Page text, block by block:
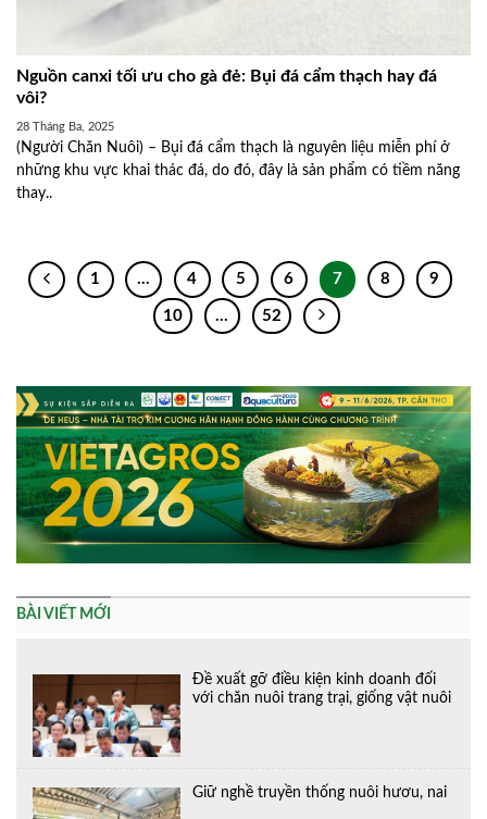
Nguồn canxi tối ưu cho gà đẻ: Bụi đá cẩm thạch hay đá
vôi?
28 Tháng Ba, 2025
(Người Chăn Nuôi) – Bụi đá cẩm thạch là nguyên liệu miễn phí ở
những khu vực khai thác đá, do đó, đây là sản phẩm có tiềm năng
thay..
1 … 4 5 6 7 8 9
10 … 52
BÀI VIẾT MỚI
Đề xuất gỡ điều kiện kinh doanh đối
với chăn nuôi trang trại, giống vật nuôi
Giữ nghề truyền thống nuôi hươu, nai